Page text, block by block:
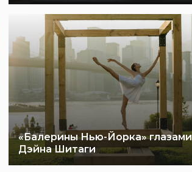
«Балерины Нью-Йорка» глазами
Дэйна Шитаги